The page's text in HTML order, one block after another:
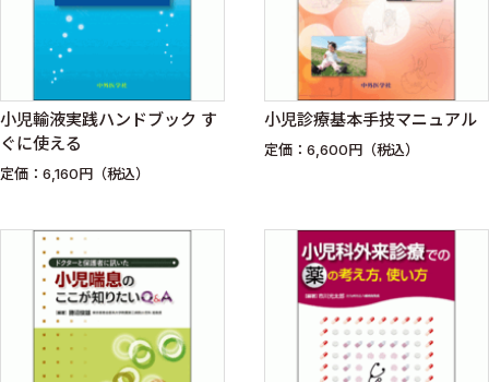
小児輸液実践ハンドブック す
ぐに使える
定価：6,160円（税込）
小児診療基本手技マニュアル
定価：6,600円（税込）